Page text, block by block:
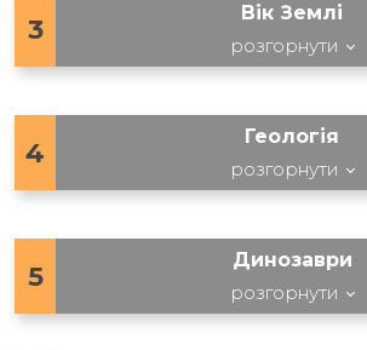
3
Вік Землі
розгорнути
4
Геологія
розгорнути
5
Динозаври
розгорнути